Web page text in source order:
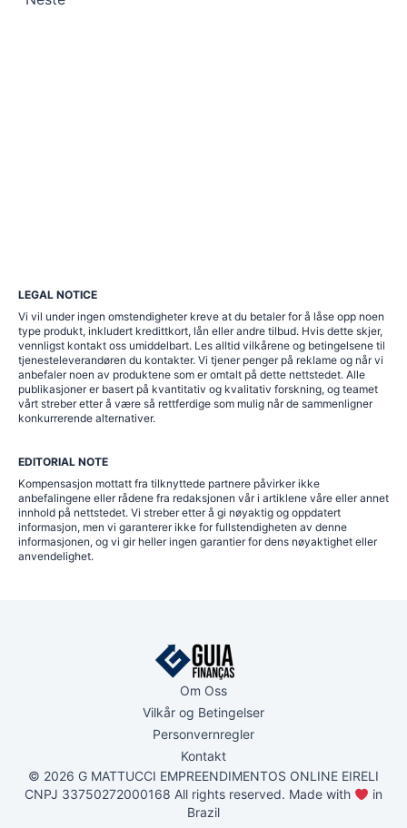
LEGAL NOTICE
Vi vil under ingen omstendigheter kreve at du betaler for å låse opp noen
type produkt, inkludert kredittkort, lån eller andre tilbud. Hvis dette skjer,
vennligst kontakt oss umiddelbart. Les alltid vilkårene og betingelsene til
tjenesteleverandøren du kontakter. Vi tjener penger på reklame og når vi
anbefaler noen av produktene som er omtalt på dette nettstedet. Alle
publikasjoner er basert på kvantitativ og kvalitativ forskning, og teamet
vårt streber etter å være så rettferdige som mulig når de sammenligner
konkurrerende alternativer.
EDITORIAL NOTE
Kompensasjon mottatt fra tilknyttede partnere påvirker ikke
anbefalingene eller rådene fra redaksjonen vår i artiklene våre eller annet
innhold på nettstedet. Vi streber etter å gi nøyaktig og oppdatert
informasjon, men vi garanterer ikke for fullstendigheten av denne
informasjonen, og vi gir heller ingen garantier for dens nøyaktighet eller
anvendelighet.
Om Oss
Vilkår og Betingelser
Personvernregler
Kontakt
© 2026 G MATTUCCI EMPREENDIMENTOS ONLINE EIRELI
CNPJ 33750272000168 All rights reserved. Made with
in
Brazil